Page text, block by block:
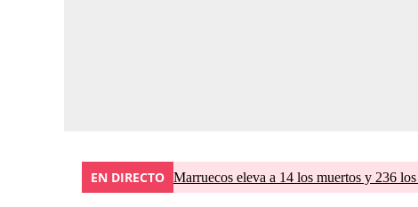
EN DIRECTO Marruecos eleva a 14 los muertos y 236